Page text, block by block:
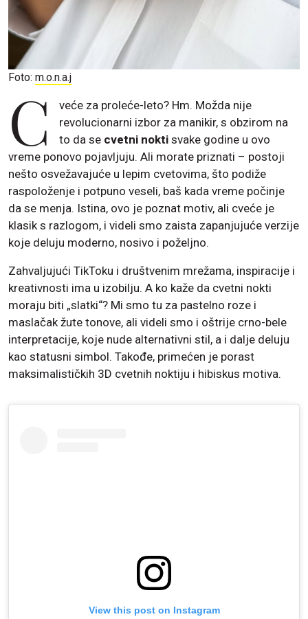
Foto: m.o.n.a.j
C
veće za proleće-leto? Hm. Možda nije
revolucionarni izbor za manikir, s obzirom na
to da se cvetni nokti svake godine u ovo
vreme ponovo pojavljuju. Ali morate priznati – postoji
nešto osvežavajuće u lepim cvetovima, što podiže
raspoloženje i potpuno veseli, baš kada vreme počinje
da se menja. Istina, ovo je poznat motiv, ali cveće je
klasik s razlogom, i videli smo zaista zapanjujuće verzije
koje deluju moderno, nosivo i poželjno.
Zahvaljujući TikToku i društvenim mrežama, inspiracije i
kreativnosti ima u izobilju. A ko kaže da cvetni nokti
moraju biti „slatki“? Mi smo tu za pastelno roze i
maslačak žute tonove, ali videli smo i oštrije crno-bele
interpretacije, koje nude alternativni stil, a i dalje deluju
kao statusni simbol. Takođe, primećen je porast
maksimalističkih 3D cvetnih noktiju i hibiskus motiva.
View this post on Instagram